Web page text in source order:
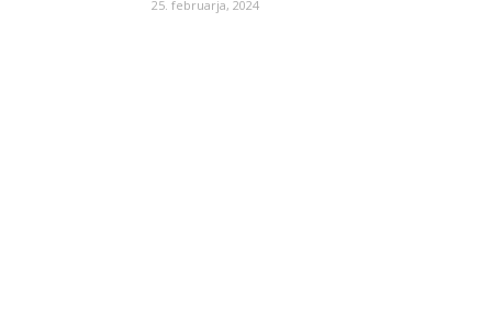
25. februarja, 2024